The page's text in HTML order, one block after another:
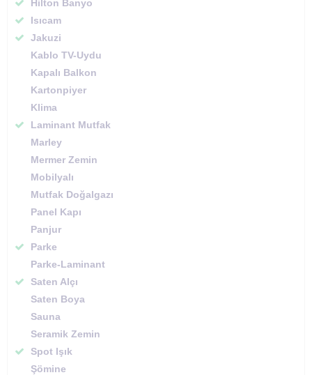
Hilton Banyo
Isıcam
Jakuzi
Kablo TV-Uydu
Kapalı Balkon
Kartonpiyer
Klima
Laminant Mutfak
Marley
Mermer Zemin
Mobilyalı
Mutfak Doğalgazı
Panel Kapı
Panjur
Parke
Parke-Laminant
Saten Alçı
Saten Boya
Sauna
Seramik Zemin
Spot Işık
Şömine